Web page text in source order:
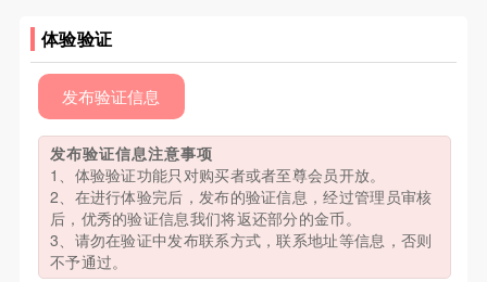
体验验证
发布验证信息
发布验证信息注意事项
1、体验验证功能只对购买者或者至尊会员开放。
2、在进行体验完后，发布的验证信息，经过管理员审核
后，优秀的验证信息我们将返还部分的金币。
3、请勿在验证中发布联系方式，联系地址等信息，否则
不予通过。